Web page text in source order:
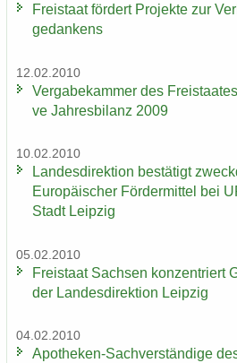
Frei­staat för­dert Pro­jek­te zur
ge­dan­kens
12.02.2010
Ver­ga­be­kam­mer des
ve Jah­res­bi­lanz 2009
10.02.2010
Lan­des­di­rek­ti­on be­stä­tigt
Eu­ro­päi­scher För­der­mit­tel bei
Stadt Leip­zig
05.02.2010
Frei­staat Sach­sen kon­zen­triert
der Lan­des­di­rek­ti­on Leip­zig
04.02.2010
Apotheken-​Sachverständige